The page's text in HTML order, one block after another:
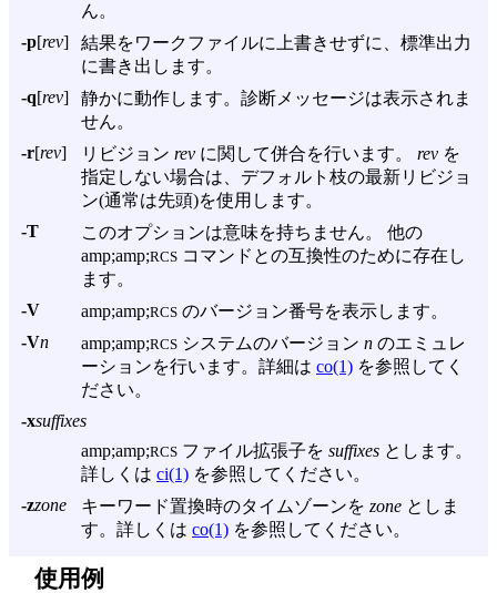
ん。
-p[rev]
結果をワークファイルに上書きせずに、標準出力
に書き出します。
-q[rev]
静かに動作します。診断メッセージは表示されま
せん。
-r[rev] リビジョン rev に関して併合を行います。 rev を
指定しない場合は、デフォルト枝の最新リビジョ
ン(通常は先頭)を使用します。
-T
このオプションは意味を持ちません。 他の
amp;amp;RCS コマンドとの互換性のために存在し
ます。
-V
amp;amp;RCS のバージョン番号を表示します。
-Vn amp;amp;RCS システムのバージョン n のエミュレ
ーションを行います。詳細は co(1) を参照してく
ださい。
-xsuffixes
amp;amp;RCS ファイル拡張子を suffixes とします。
詳しくは ci(1) を参照してください。
-zzone キーワード置換時のタイムゾーンを zone としま
す。詳しくは co(1) を参照してください。
使用例